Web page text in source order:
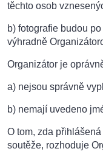
těchto osob
b) fotografie budou
výhradně
Organizátor je
a) nejsou správně
b) nemají uvedeno
O tom, zda
soutěže, rozhoduje